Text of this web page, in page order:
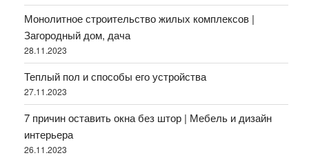
Монолитное строительство жилых комплексов |
Загородный дом, дача
28.11.2023
Теплый пол и способы его устройства
27.11.2023
7 причин оставить окна без штор | Мебель и дизайн
интерьера
26.11.2023